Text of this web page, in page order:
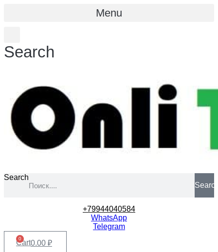
Menu
Search
Search
+79944040584
WhatsApp
Telegram
0.00 ₽
0
Cart